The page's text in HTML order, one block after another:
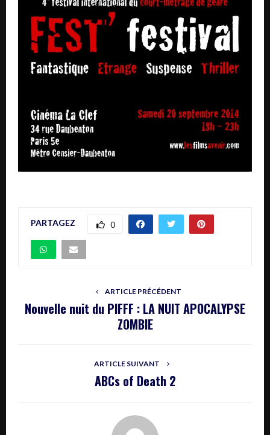
PARTAGEZ 0
ARTICLE PRÉCÉDENT
Nouvelle nuit du PIFFF : LA NUIT APOCALYPSE
ZOMBIE
ARTICLE SUIVANT
ABCs of Death 2